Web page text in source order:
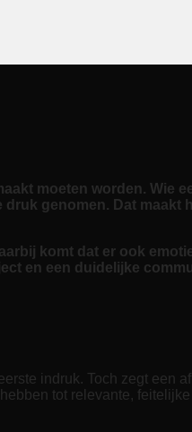
moeten worden. Wie
genomen. Dat maakt
komt dat er ook
en een duidelijke
indruk. Toch zegt een
tot relevante,